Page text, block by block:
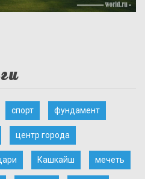
спорт фундамент
центр города
Кашкайш мечеть